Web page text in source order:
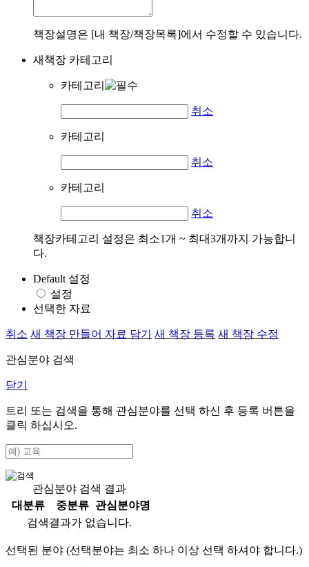
책장설명은 [내 책장/책장목록]에서 수정할 수 있습니다.
새책장 카테고리
카테고리
취소
카테고리
취소
카테고리
취소
책장카테고리 설정은 최소1개 ~ 최대3개까지 가능합니
다.
Default 설정
설정
선택한 자료
취소 새 책장 만들어 자료 담기 새 책장 등록 새 책장 수정
관심분야 검색
닫기
트리 또는 검색을 통해 관심분야를 선택 하신 후 등록 버튼을
클릭 하십시오.
관심분야 검색 결과
대분류
중분류
관심분야명
검색결과가 없습니다.
선택된 분야 (선택분야는 최소 하나 이상 선택 하셔야 합니다.)